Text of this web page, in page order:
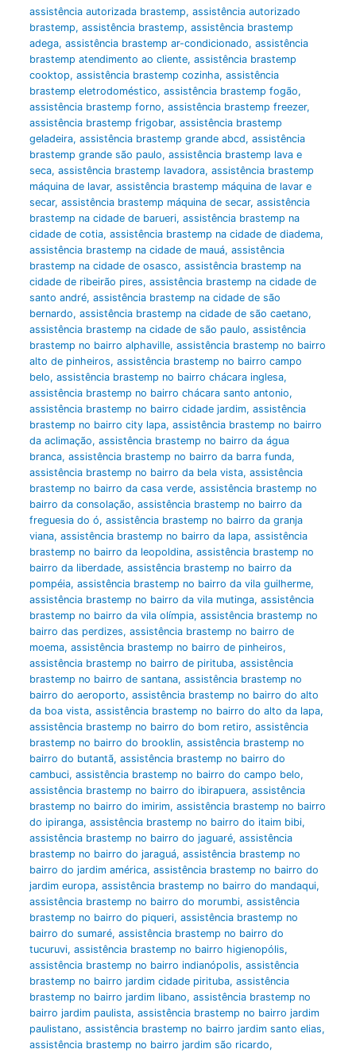
assistência autorizada brastemp, assistência autorizado
brastemp, assistência brastemp, assistência brastemp
adega, assistência brastemp ar-condicionado, assistência
brastemp atendimento ao cliente, assistência brastemp
cooktop, assistência brastemp cozinha, assistência
brastemp eletrodoméstico, assistência brastemp fogão,
assistência brastemp forno, assistência brastemp freezer,
assistência brastemp frigobar, assistência brastemp
geladeira, assistência brastemp grande abcd, assistência
brastemp grande são paulo, assistência brastemp lava e
seca, assistência brastemp lavadora, assistência brastemp
máquina de lavar, assistência brastemp máquina de lavar e
secar, assistência brastemp máquina de secar, assistência
brastemp na cidade de barueri, assistência brastemp na
cidade de cotia, assistência brastemp na cidade de diadema,
assistência brastemp na cidade de mauá, assistência
brastemp na cidade de osasco, assistência brastemp na
cidade de ribeirão pires, assistência brastemp na cidade de
santo andré, assistência brastemp na cidade de são
bernardo, assistência brastemp na cidade de são caetano,
assistência brastemp na cidade de são paulo, assistência
brastemp no bairro alphaville, assistência brastemp no bairro
alto de pinheiros, assistência brastemp no bairro campo
belo, assistência brastemp no bairro chácara inglesa,
assistência brastemp no bairro chácara santo antonio,
assistência brastemp no bairro cidade jardim, assistência
brastemp no bairro city lapa, assistência brastemp no bairro
da aclimação, assistência brastemp no bairro da água
branca, assistência brastemp no bairro da barra funda,
assistência brastemp no bairro da bela vista, assistência
brastemp no bairro da casa verde, assistência brastemp no
bairro da consolação, assistência brastemp no bairro da
freguesia do ó, assistência brastemp no bairro da granja
viana, assistência brastemp no bairro da lapa, assistência
brastemp no bairro da leopoldina, assistência brastemp no
bairro da liberdade, assistência brastemp no bairro da
pompéia, assistência brastemp no bairro da vila guilherme,
assistência brastemp no bairro da vila mutinga, assistência
brastemp no bairro da vila olímpia, assistência brastemp no
bairro das perdizes, assistência brastemp no bairro de
moema, assistência brastemp no bairro de pinheiros,
assistência brastemp no bairro de pirituba, assistência
brastemp no bairro de santana, assistência brastemp no
bairro do aeroporto, assistência brastemp no bairro do alto
da boa vista, assistência brastemp no bairro do alto da lapa,
assistência brastemp no bairro do bom retiro, assistência
brastemp no bairro do brooklin, assistência brastemp no
bairro do butantã, assistência brastemp no bairro do
cambuci, assistência brastemp no bairro do campo belo,
assistência brastemp no bairro do ibirapuera, assistência
brastemp no bairro do imirim, assistência brastemp no bairro
do ipiranga, assistência brastemp no bairro do itaim bibi,
assistência brastemp no bairro do jaguaré, assistência
brastemp no bairro do jaraguá, assistência brastemp no
bairro do jardim américa, assistência brastemp no bairro do
jardim europa, assistência brastemp no bairro do mandaqui,
assistência brastemp no bairro do morumbi, assistência
brastemp no bairro do piqueri, assistência brastemp no
bairro do sumaré, assistência brastemp no bairro do
tucuruvi, assistência brastemp no bairro higienopólis,
assistência brastemp no bairro indianópolis, assistência
brastemp no bairro jardim cidade pirituba, assistência
brastemp no bairro jardim libano, assistência brastemp no
bairro jardim paulista, assistência brastemp no bairro jardim
paulistano, assistência brastemp no bairro jardim santo elias,
assistência brastemp no bairro jardim são ricardo,